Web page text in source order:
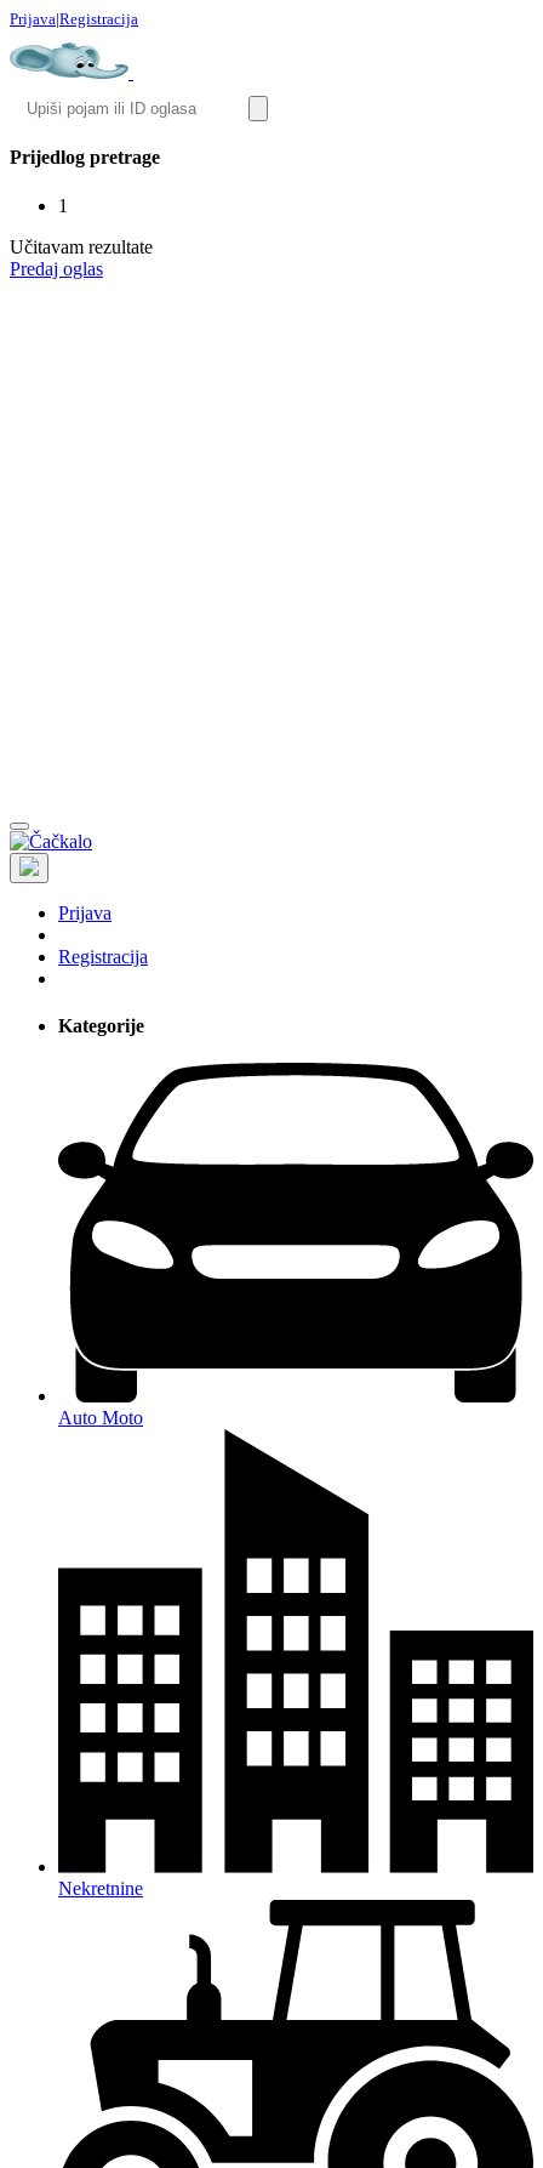
Prijava|Registracija
Prijedlog pretrage
1
Učitavam rezultate
Predaj oglas
Prijava
Registracija
Kategorije
Auto Moto
Nekretnine